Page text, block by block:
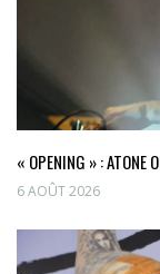
« OPENING » : ATONE
6 AOÛT 2026